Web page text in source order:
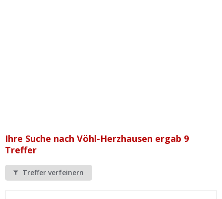
Werkstatt Login
Ihre Suche nach Vöhl-Herzhausen ergab 9
Treffer
Treffer verfeinern